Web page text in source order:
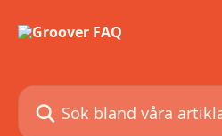
Sök bland våra artiklar …